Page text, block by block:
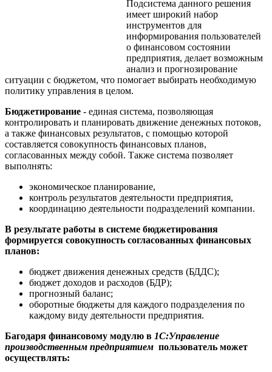
Подсистема данного решения
имеет широкий набор
инструментов для
информирования пользователей
о финансовом состоянии
предприятия, делает возможным
анализ и прогнозирование
ситуации с бюджетом, что помогает выбирать необходимую
политику управления в целом.
Бюджетирование - единая система, позволяющая
контролировать и планировать движение денежных потоков,
а также финансовых результатов, с помощью которой
составляется совокупность финансовых планов,
согласованных между собой. Также система позволяет
выполнять:
экономическое планирование,
контроль результатов деятельности предприятия,
координацию деятельности подразделений компании.
В результате работы в системе бюджетирования
формируется совокупность согласованных финансовых
планов:
бюджет движения денежных средств (БДДС);
бюджет доходов и расходов (БДР);
прогнозный баланс;
оборотные бюджеты для каждого подразделения по
каждому виду деятельности предприятия.
Багодаря финансовому модулю в 1С:Управление
производственным предприятием пользователь может
осуществлять: